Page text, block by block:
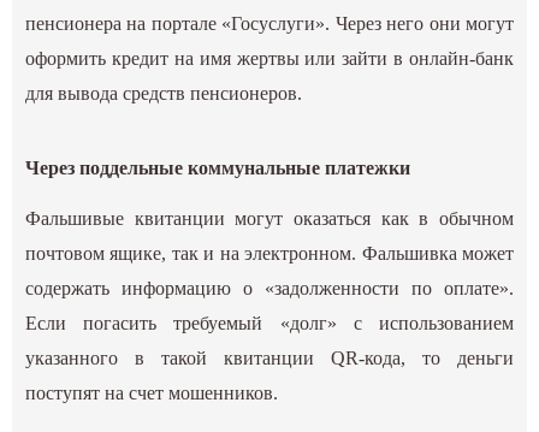
пенсионера на портале «Госуслуги». Через него они могут
оформить кредит на имя жертвы или зайти в онлайн-банк
для вывода средств пенсионеров.
Через поддельные коммунальные платежки
Фальшивые квитанции могут оказаться как в обычном
почтовом ящике, так и на электронном. Фальшивка может
содержать информацию о «задолженности по оплате».
Если погасить требуемый «долг» с использованием
указанного в такой квитанции QR-кода, то деньги
поступят на счет мошенников.